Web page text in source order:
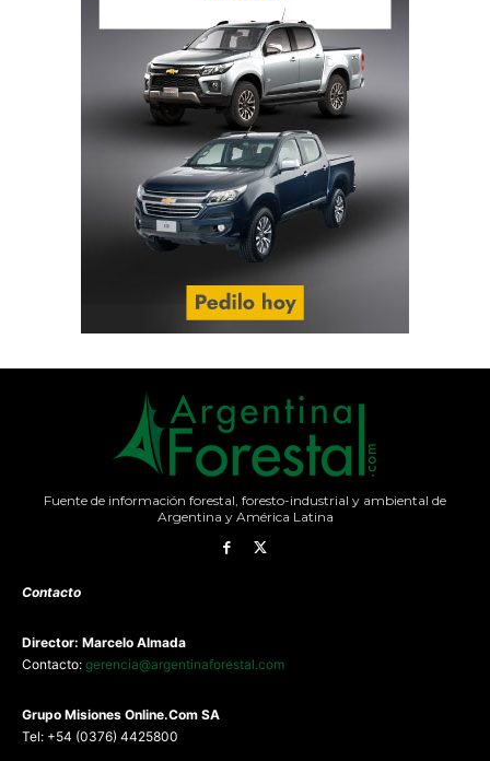
Fuente de información forestal, foresto-industrial y ambiental de
Argentina y América Latina
Contacto
Director: Marcelo Almada
Contacto: gerencia@argentinaforestal.com
Grupo Misiones Online.Com SA
Tel: +54 (0376) 4425800